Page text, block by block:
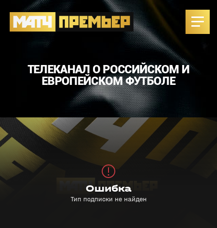
ТЕЛЕКАНАЛ О РОССИЙСКОМ И
ЕВРОПЕЙСКОМ ФУТБОЛЕ